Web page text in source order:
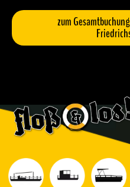
zum